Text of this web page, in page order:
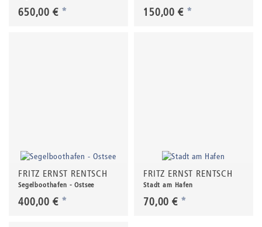
650,00 € * 150,00 € *
FRITZ ERNST RENTSCH
Segelboothafen - Ostsee
400,00 € *
FRITZ ERNST RENTSCH
Stadt am Hafen
70,00 € *